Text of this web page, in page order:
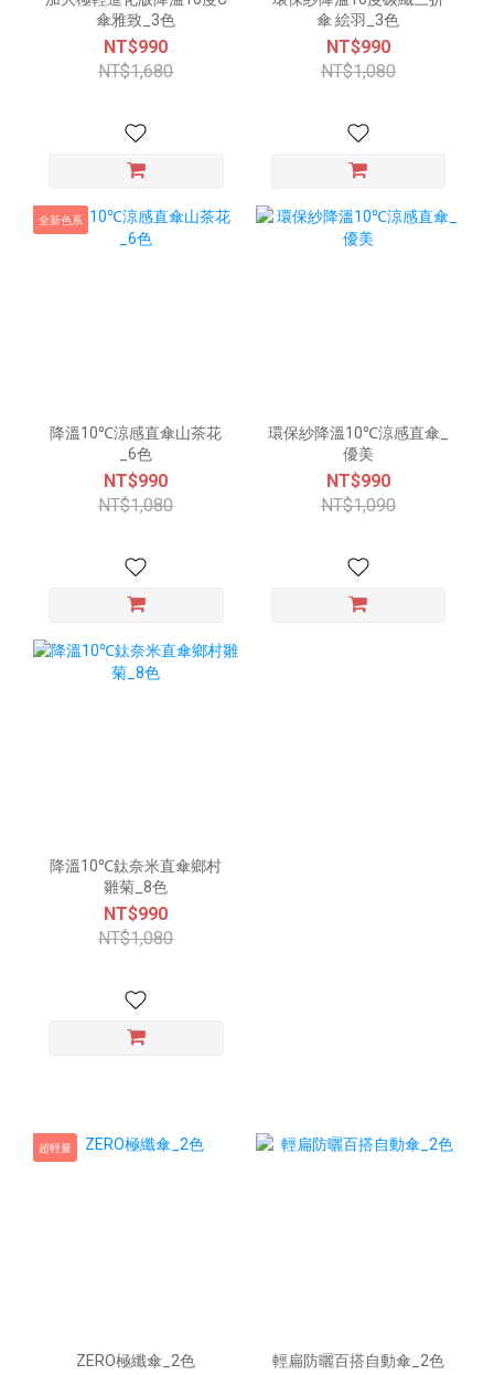
傘雅致_3色
NT$990
NT$1,680
傘 絵羽_3色
NT$990
NT$1,080
全新色系
降溫10℃涼感直傘山茶花
_6色
NT$990
NT$1,080
環保紗降溫10℃涼感直傘_
優美
NT$990
NT$1,090
降溫10℃鈦奈米直傘鄉村
雛菊_8色
NT$990
NT$1,080
超輕量
ZERO極纖傘_2色 輕扁防曬百搭自動傘_2色